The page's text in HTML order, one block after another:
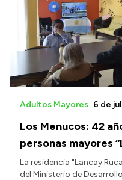
Los Menucos: 42
personas mayores
Adultos Mayores 6 de
La residencia "Lancay
del Ministerio de